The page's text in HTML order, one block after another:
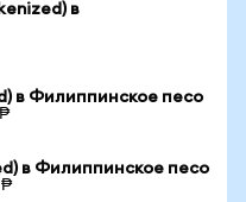
в
в Филиппинское песо
в Филиппинское песо
₱